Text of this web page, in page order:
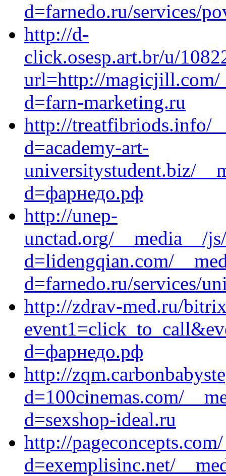
d=farnedo.ru/services/
http://d-
click.osesp.art.br/u/
url=http://magicjill.com/
d=farn-marketing.ru
http://treatfibriods.info/
d=academy-art-
universitystudent.biz/
d=фарнедо.рф
http://unep-
unctad.org/__media__/
d=lidengqian.com/
d=farnedo.ru/services/
http://zdrav-med.ru/
d=фарнедо.рф
http://
d=100cinemas.com/
d=sexshop-ideal.ru
http://
d=exemplisinc.net/